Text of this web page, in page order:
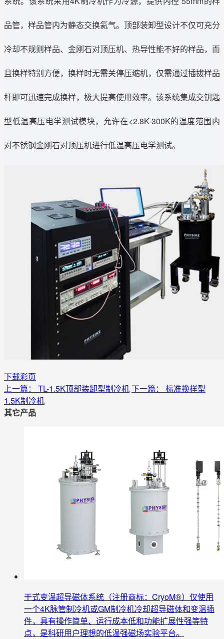
品管，样品管内为静态交换氦气。顶部装卸型设计不仅可充分
冷却不规则样品、金刚石对顶压机、热导性能不好的样品，而
且换样特别方便，换样时无需关停压缩机，仅需通过插拔样品
杆即可迅速完成换样，极大提高使用效率。该系统集成交钥匙
型低温高压电学测试模块，允许在<2.8K-300K的温度范围内
对不锈钢金刚石对顶压机进行低温高压电学测试。
下载彩页
上一篇： TL-1.5K顶部装卸型制冷机下一篇： 标准换样型
1.5K制冷机
其它产品
干式变温超导磁体系统（注册商标：CryoM®）仅使用
一个4K脉管制冷机或GM制冷机冷却超导磁体和变温插
件，具有操作简单、运行成本低和功能扩展性强等特
点，是科研用户理想的低温强磁场实验平台。